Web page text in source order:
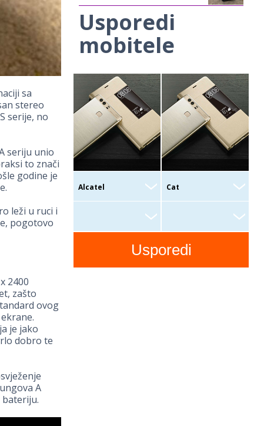
sa
stereo
serije, no
seriju unio
to znači
godine je
leži u ruci i
pogotovo
2400
zašto
ovog
je jako
dobro te
A
bateriju.
Usporedi
mobitele